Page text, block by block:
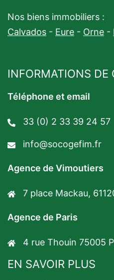
Nos biens immobiliers :
Calvados - Eure - Orne -
INFORMATIONS DE
Téléphone et email
33 (0) 2 33 39 24 57
info@socogefim.fr
Agence de Vimoutiers
7 place Mackau,
Agence de Paris
4 rue Thouin 75005
EN SAVOIR PLUS